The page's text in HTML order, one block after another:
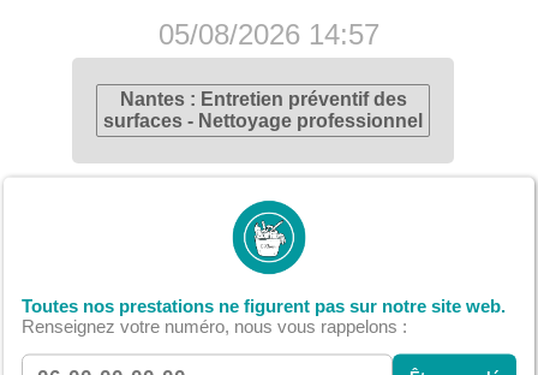
Toutes nos prestations ne figurent pas sur notre site web.
Renseignez votre numéro, nous vous rappelons :
05/08/2026 14:57
Nantes : Entretien préventif des
surfaces - Nettoyage professionnel
22/07/2026 20:15
Nantes : Nettoyage de fin de
chantier - Délais et planning
optimisés